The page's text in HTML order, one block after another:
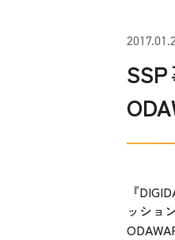
『
ッショ